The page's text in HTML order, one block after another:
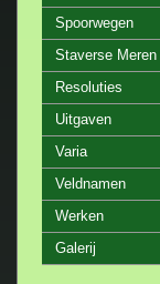
Spoorwegen
Staverse Meren
Resoluties
Uitgaven
Varia
Veldnamen
Werken
Galerij